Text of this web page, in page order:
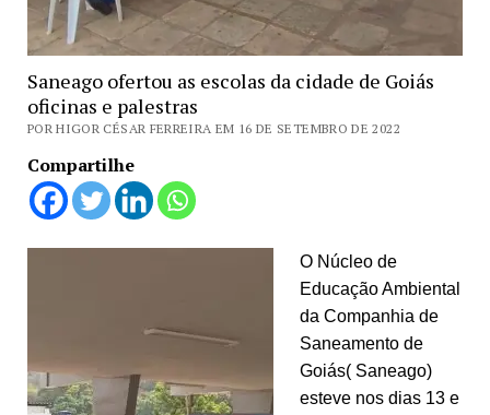
Saneago ofertou as escolas da cidade de Goiás
oficinas e palestras
POR HIGOR CÉSAR FERREIRA EM 16 DE SETEMBRO DE 2022
Compartilhe
O Núcleo de
Educação Ambiental
da Companhia de
Saneamento de
Goiás( Saneago)
esteve nos dias 13 e